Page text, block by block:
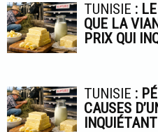
TUNISIE :
QUE LA
PRIX QUI
TUNISIE :
CAUSES